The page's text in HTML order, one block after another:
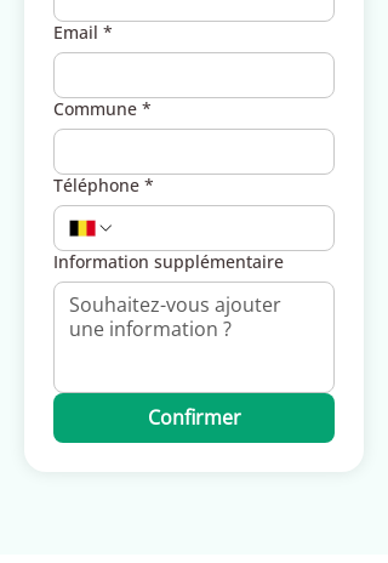
Email *
Commune *
Téléphone *
Information supplémentaire
Confirmer